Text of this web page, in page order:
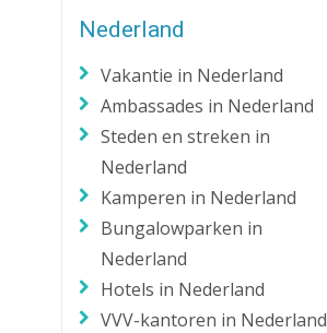
ZaklantaarnNederland
Vakantie in Nederland
Ambassades in Nederland
Steden en streken in
Nederland
Kamperen in Nederland
Bungalowparken in
Nederland
Hotels in Nederland
VVV-kantoren in Nederland